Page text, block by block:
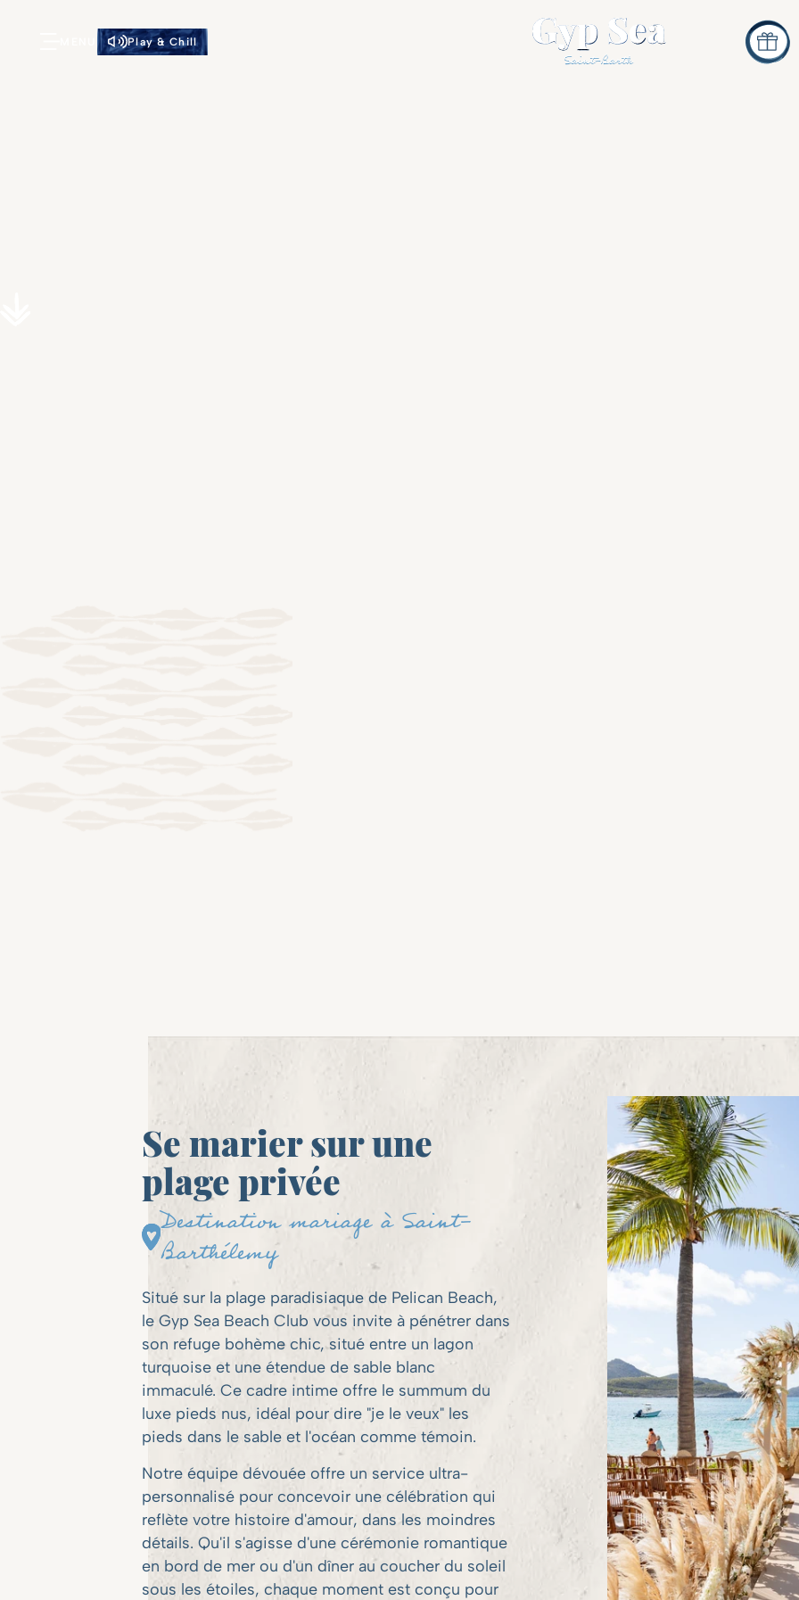
Play & Chill
Se marier sur une
plage privée
Destination mariage à Saint-
Barthélemy
Situé sur la plage paradisiaque de Pelican Beach,
le Gyp Sea Beach Club vous invite à pénétrer dans
son refuge bohème chic, situé entre un lagon
turquoise et une étendue de sable blanc
immaculé. Ce cadre intime offre le summum du
luxe pieds nus, idéal pour dire "je le veux" les
pieds dans le sable et l'océan comme témoin.
Notre équipe dévouée offre un service ultra-
personnalisé pour concevoir une célébration qui
reflète votre histoire d'amour, dans les moindres
détails. Qu'il s'agisse d'une cérémonie romantique
en bord de mer ou d'un dîner au coucher du soleil
sous les étoiles, chaque moment est conçu pour